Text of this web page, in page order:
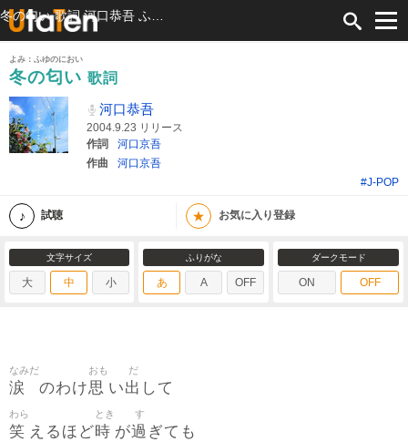
よみ：ふゆのにおい
冬の匂い 歌詞
河口恭吾
2004.9.23 リリース
作詞
河口京吾
作曲
河口京吾
#J-POP
試聴 ★ お気に入り登録
文字サイズ
大 中 小
ふりがな
あ A OFF
ダークモード
ON OFF
涙
なみだ
のわけ思
おも
い出
だ
して
笑
わら
えるほど時
とき
が過
す
ぎても